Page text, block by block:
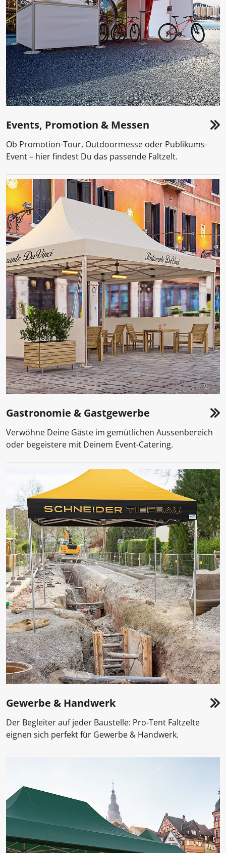
Events, Promotion & Messen
Ob Promotion-Tour, Outdoormesse oder Publikums-
Event – hier findest Du das passende Faltzelt.
Gastronomie & Gastgewerbe
Verwöhne Deine Gäste im gemütlichen Aussenbereich
oder begeistere mit Deinem Event-Catering.
Gewerbe & Handwerk
Der Begleiter auf jeder Baustelle: Pro-Tent Faltzelte
eignen sich perfekt für Gewerbe & Handwerk.